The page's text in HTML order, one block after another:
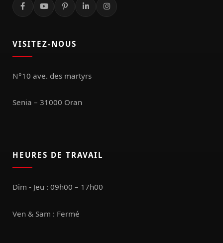
VISITEZ-NOUS
N°10 ave. des martyrs
Senia – 31000 Oran
HEURES DE TRAVAIL
Dim - Jeu : 09h00 – 17h00
Ven & Sam : Fermé